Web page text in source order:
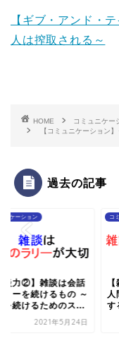
【ギブ・アンド・
人は搾取される～
HOME
コミュニケー
【コミュニケーション
過去の記事
ニケーション
談力②】雑談は会話
リーを続けるもの ～
を続けるためのス...
2021年5月24日
コ
人
す